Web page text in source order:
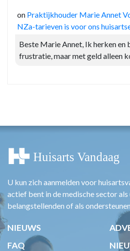
on Praktijkhouder Marie Annet
NZa-tarieven is voor ons
Beste Marie Annet, Ik herken en
frustratie, maar met geld alleen
U kun zich aanmelden voor
actief bent in de medische sector als
belangstellenden of als
NIEUWS
FAQ